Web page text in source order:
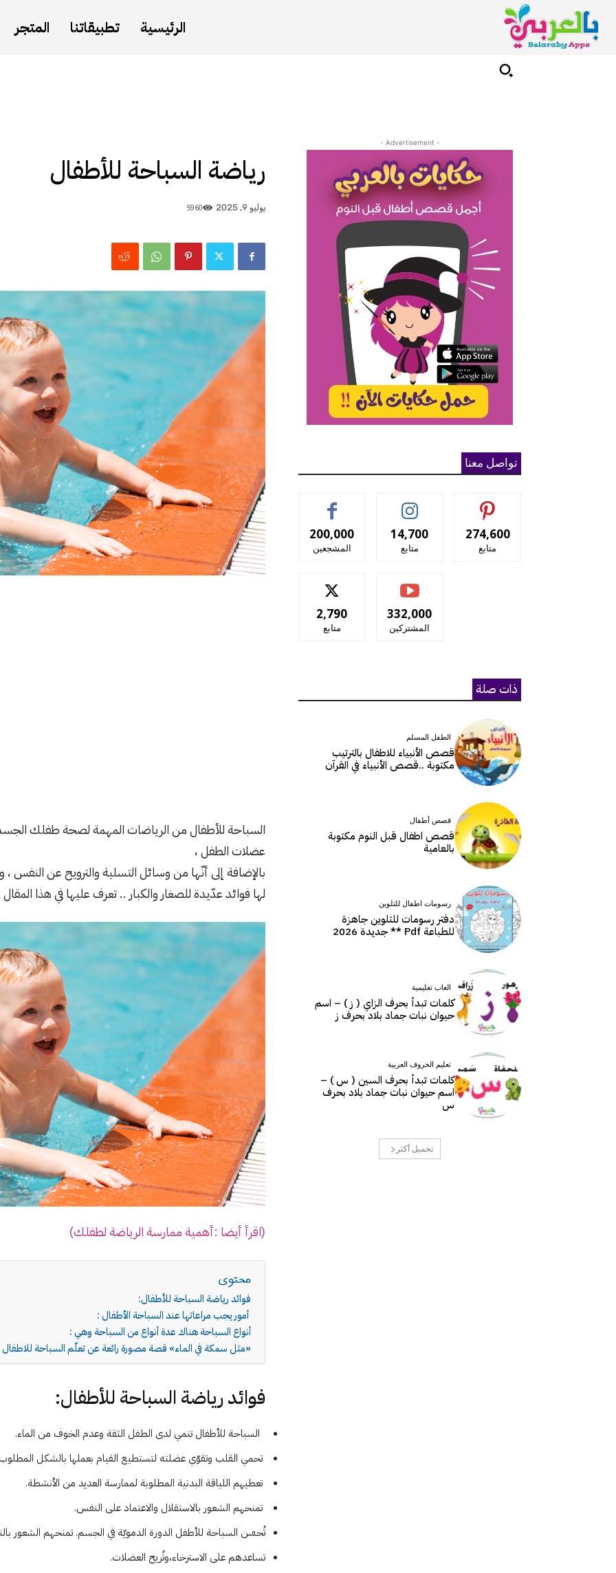
الرئيسية تطبيقاتنا المتجر
رياضة السباحة للأطفال
يوليو 9, 2025 5960
السباحة للأطفال من الرياضات المهمة لصحة طفلك
عضلات الطفل ،
بالإضافة إلى أنّها من وسائل التسلية والترويح عن النفس
لها فوائد عدّيدة للصغار والكبار .. تعرف عليها في هذا
(اقرأ أيضا :أهمية ممارسة الرياضة لطفلك)
محتوى
فوائد رياضة السباحة للأطفال:
أمور يجب مراعاتها عند السباحة الأطفال :
أنواع السباحة هناك عدة أنواع من السباحة وهي :
«مثل سمكة في الماء» قصة مصورة رائعة عن تعلّم السباحة للاطفال
فوائد رياضة السباحة للأطفال:
السباحة للأطفال تنمي لدى الطفل الثقة وعدم الخوف من الماء.
تحمي القلب وتقوّي عضلته لتستطيع القيام بعملها بالشكل
تعطيهم اللياقة البدنية المطلوبة لممارسة العديد من الأنشطة.
تمنحهم الشعور بالاستقلال والاعتماد على النفس.
تُحسّن السباحة للأطفل الدورة الدمويّة في الجسم. تمنحهم الشعور
تساعدهم على الاسترخاء،وتُريح العضلات.
- Advertisement -
تواصل معنا
200,000
المشجعين
14,700
متابع
274,600
متابع
2,790
متابع
332,000
المشتركين
ذات صلة
الطفل المسلم
قصص الأنبياء للاطفال بالترتيب
مكتوبة ..قصص الأنبياء في القرآن
قصص أطفال
قصص اطفال قبل النوم مكتوبة
بالعامية
رسومات اطفال للتلوين
دفتر رسومات للتلوين جاهزة
للطباعة Pdf ** جديدة 2026
العاب تعليمية
كلمات تبدأ بحرف الزاي ( ز ) – اسم
حيوان نبات جماد بلاد بحرف ز
تعليم الحروف العربية
كلمات تبدأ بحرف السين ( س ) –
اسم حيوان نبات جماد بلاد بحرف
س
تحميل أكثر